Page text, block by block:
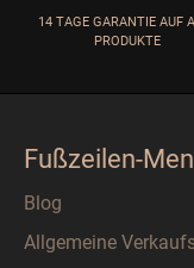
14 TAGE GARANTIE AUF
PRODUKTE
Fußzeilen-
Blog
Allgemeine